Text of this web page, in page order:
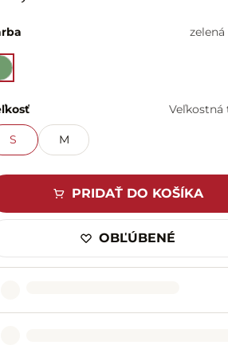
Veľkostná
S M
PRIDAŤ DO KOŠÍKA
OBĽÚBENÉ